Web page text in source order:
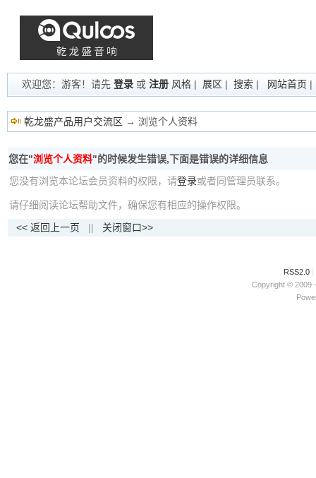
欢迎您：游客！请先 登录 或 注册 风格 | 展区 | 搜索 | 网站首页
乾龙盛产品用户交流区 → 浏览个人资料
您在"浏览个人资料"的时候发生错误,下面是错误的详细信息
您没有浏览本论坛会员资料的权限，请登录或者同管理员联系。
请仔细阅读论坛帮助文件，确保您有相应的操作权限。
<< 返回上一页 || 关闭窗口>>
RSS2.0 |
Copyright © 2009